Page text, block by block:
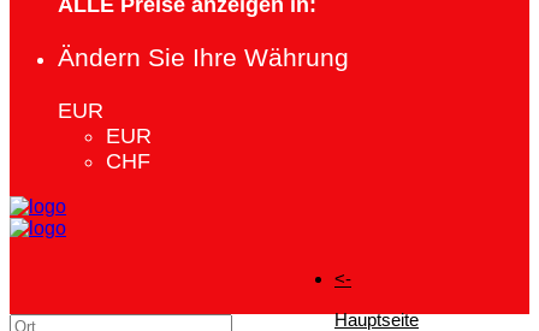
ALLE Preise anzeigen in:
Ändern Sie Ihre Währung
EUR
EUR
CHF
<-
Hauptseite